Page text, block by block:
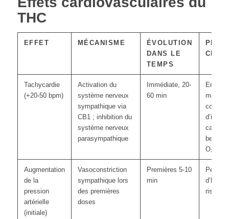
THC
EFFET MÉCANISME
ÉVOLUTION
DANS LE
TEMPS
Tachycardie
(+20-50 bpm)
Activation du
système nerveux
sympathique via
CB1 ; inhibition du
système nerveux
parasympathique
Immédiate, 20-
60 min
En cas
maladie
besoin
O₂
Augmentation
de la
pression
artérielle
(initiale)
Vasoconstriction
sympathique lors
des premières
doses
Premières 5-10
min
risque